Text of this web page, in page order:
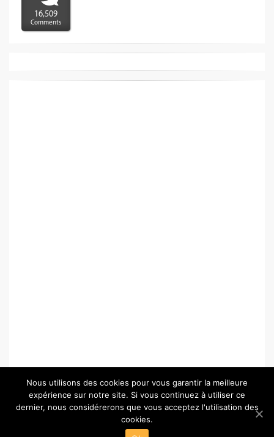
16,509
Comments
© Copyright 2026 –
Nous utilisons des cookies pour vous garantir la meilleure
expérience sur notre site. Si vous continuez à utiliser ce
dernier, nous considérerons que vous acceptez l'utilisation des
cookies.